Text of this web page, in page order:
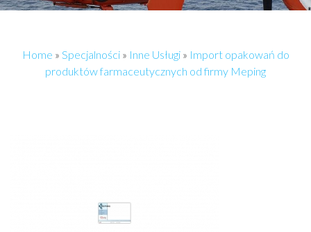
Home » Specjalności» Inne Usługi» Import opakowań do
produktów farmaceutycznych od firmy Meping